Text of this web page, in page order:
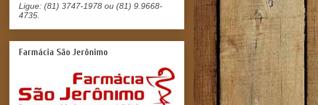
Ligue: (81) 3747-1978 ou (81) 9.9668-
4735.
Farmácia São Jerônimo